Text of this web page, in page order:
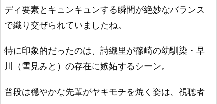
ディ要素とキュンキュンする瞬間が絶妙なバランス
で織り交ぜられていましたね。
特に印象的だったのは、詩織里が篠崎の幼馴染・早
川（雪見みと）の存在に嫉妬するシーン。
普段は穏やかな先輩がヤキモチを焼く姿は、視聴者